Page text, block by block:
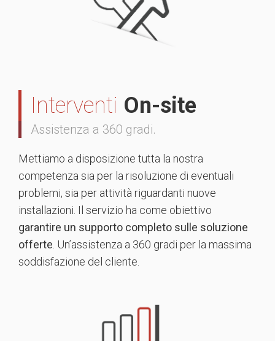
Interventi On-site
Assistenza a 360 gradi.
Mettiamo a disposizione tutta la nostra
competenza sia per la risoluzione di eventuali
problemi, sia per attività riguardanti nuove
installazioni. Il servizio ha come obiettivo
garantire un supporto completo sulle soluzione
offerte . Un’assistenza a 360 gradi per la massima
soddisfazione del cliente.